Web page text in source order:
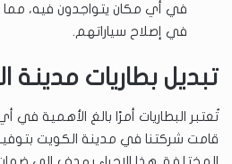
في أي مكان يتواجدون فيه، مما
في إصلاح سياراتهم.
تبديل بطاريات مدينة
تُعتبر البطاريات أمرًا بالغ الأهمية في
قامت شركتنا في مدينة الكويت بتوفير